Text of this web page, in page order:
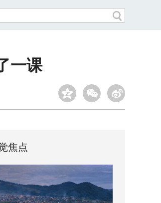
一课
焦点